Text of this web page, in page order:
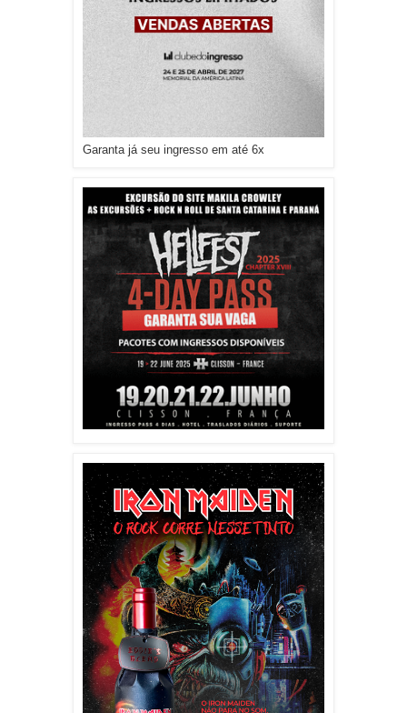
Garanta já seu ingresso em até 6x